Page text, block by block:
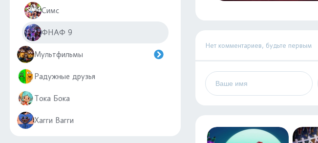
Симс
ФНАФ 9
Мультфильмы
Радужные друзья
Тока Бока
Хагги Вагги
Нет комментариев, будьте первым